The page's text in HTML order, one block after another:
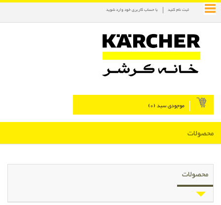
ثبت نام کنید با حساب کاربری خود وارد شوید
موجودی سبد (0
)
محصولات
محصولات